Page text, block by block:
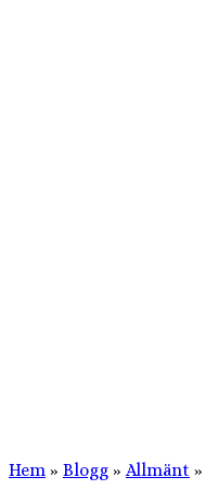
Hem » Blogg » Allmänt »